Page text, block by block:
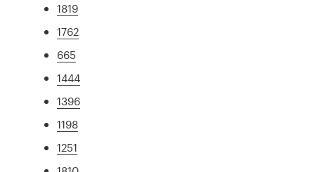
1819
1762
665
1444
1396
1198
1251